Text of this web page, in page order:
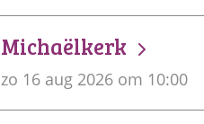
Michaëlkerk
zo 16 aug 2026 om 10:00